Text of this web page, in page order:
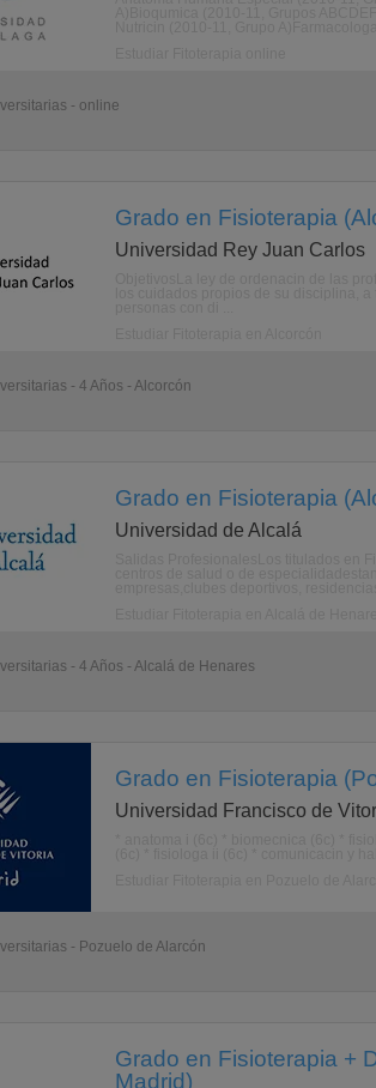
- online
Grado en Fisioterapia
Universidad Rey Juan Carlos
- 4 Años - Alcorcón
Grado en Fisioterapia
Universidad de Alcalá
- 4 Años - Alcalá de Henares
Grado en Fisioterapia
Universidad Francisco de
- Pozuelo de Alarcón
Grado en Fisioterapia +
Madrid)